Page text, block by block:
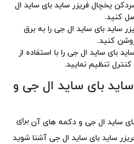
یخچال فریزر ساید بای ساید ال
کنید.
ساید بای ساید ال جی را به برق
کنید.
بای ساید ال جی را با استفاده از
تنظیم نمایید.
بای ساید ال جی و
برای
ساید بای ساید ال جی آشنا شوید